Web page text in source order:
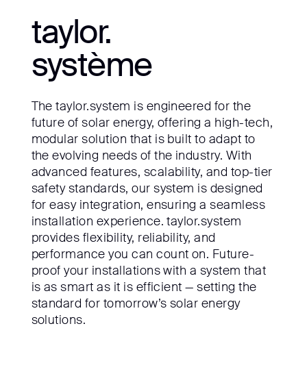
taylor.
système
The taylor.system is engineered for the
future of solar energy, offering a high-tech,
modular solution that is built to adapt to
the evolving needs of the industry. With
advanced features, scalability, and top-tier
safety standards, our system is designed
for easy integration, ensuring a seamless
installation experience. taylor.system
provides flexibility, reliability, and
performance you can count on. Future-
proof your installations with a system that
is as smart as it is efficient — setting the
standard for tomorrow’s solar energy
solutions.